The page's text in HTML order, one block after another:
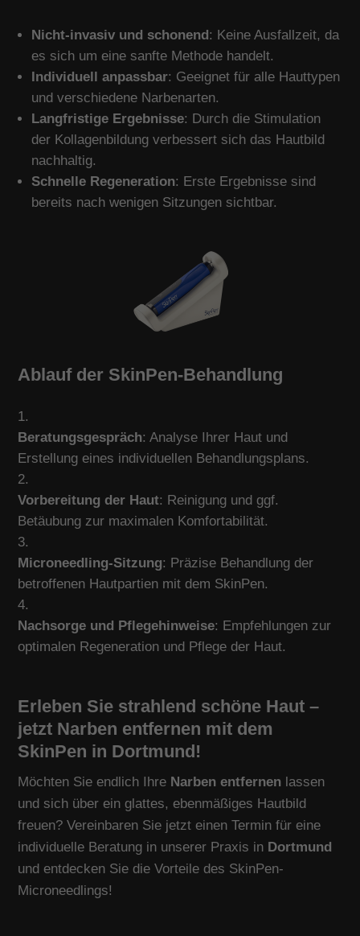
Nicht-invasiv und schonend: Keine Ausfallzeit, da
es sich um eine sanfte Methode handelt.
Individuell anpassbar: Geeignet für alle Hauttypen
und verschiedene Narbenarten.
Langfristige Ergebnisse: Durch die Stimulation
der Kollagenbildung verbessert sich das Hautbild
nachhaltig.
Schnelle Regeneration: Erste Ergebnisse sind
bereits nach wenigen Sitzungen sichtbar.
Ablauf der SkinPen-Behandlung
Beratungsgespräch: Analyse Ihrer Haut und
Erstellung eines individuellen Behandlungsplans.
Vorbereitung der Haut: Reinigung und ggf.
Betäubung zur maximalen Komfortabilität.
Microneedling-Sitzung: Präzise Behandlung der
betroffenen Hautpartien mit dem SkinPen.
Nachsorge und Pflegehinweise: Empfehlungen zur
optimalen Regeneration und Pflege der Haut.
Erleben Sie strahlend schöne Haut –
jetzt Narben entfernen mit dem
SkinPen in Dortmund!
Möchten Sie endlich Ihre Narben entfernen lassen
und sich über ein glattes, ebenmäßiges Hautbild
freuen? Vereinbaren Sie jetzt einen Termin für eine
individuelle Beratung in unserer Praxis in Dortmund
und entdecken Sie die Vorteile des SkinPen-
Microneedlings!